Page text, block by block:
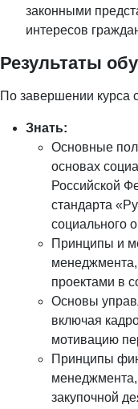
законными
интересов
Результаты
По завершении курса
Знать:
Основные
основах
Российской
стандарта
социального
Принципы и
проектами в
Основы
включая
мотивацию
Принципы
менеджмента,
закупочной